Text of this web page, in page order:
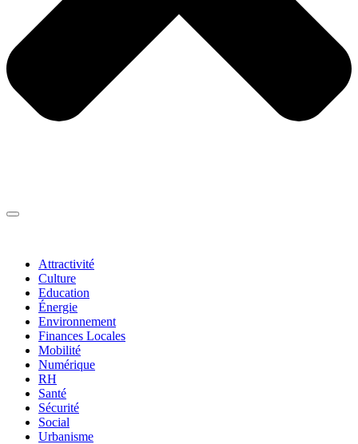
Attractivité
Culture
Education
Énergie
Environnement
Finances Locales
Mobilité
Numérique
RH
Santé
Sécurité
Social
Urbanisme